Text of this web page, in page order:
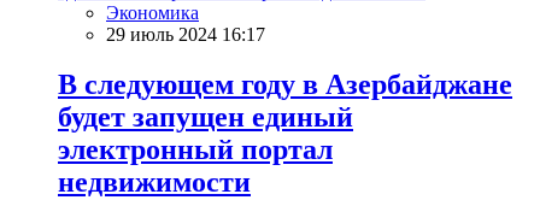
Экономика
29 июль 2024 16:17
В следующем году в Азербайджане
будет запущен единый
электронный портал
недвижимости